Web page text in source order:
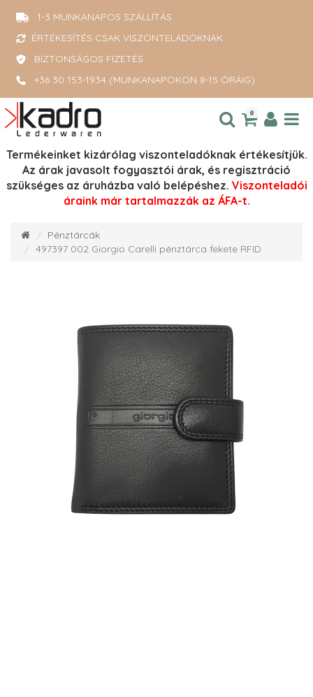
1-3 MUNKANAPOS SZÁLLÍTÁS
ÉRTÉKESÍTÉS CSAK VISZONTELADÓKNAK
BIZTONSÁGOS FIZETÉS
+36 30 153-1934 (MUNKANAPOKON 8-15 ÓRÁIG)
0
Termékeinket kizárólag viszonteladóknak értékesítjük.
Az árak javasolt fogyasztói árak, és regisztráció
szükséges az áruházba való belépéshez. Viszonteladói
áraink már tartalmazzák az ÁFA-t.
Pénztárcák
497397 002 Giorgio Carelli pénztárca fekete RFID